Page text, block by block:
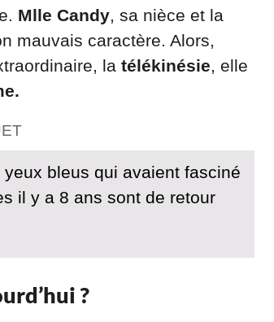
Mlle Candy, sa nièce et la
mauvais caractère. Alors,
la télékinésie, elle
bleus qui avaient fasciné
il y a 8 ans sont de retour
?